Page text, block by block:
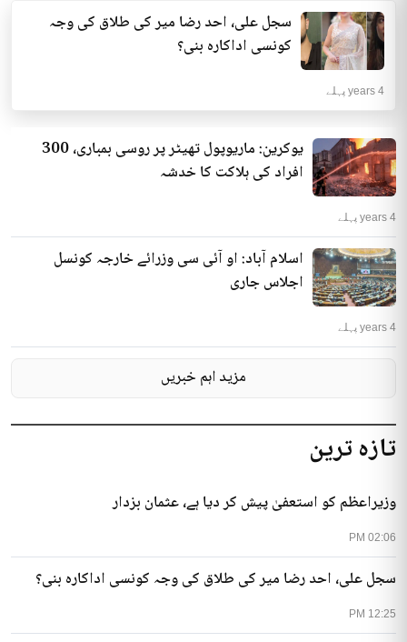
تازہ ترین
02:06 PM
وزیراعظم کو استعفیٰ پیش کر دیا ہے، عثمان بزدار
12:25 PM
سجل علی، احد رضا میر کی طلاق کی وجہ کونسی اداکارہ بنی؟
کا خدشہ ظاہر کیا اور کہا کہ کم...
انٹرنیشنل | 4 years پہلے
سجل علی، احد رضا میر کی طلاق کی وجہ
کونسی اداکارہ بنی؟
4 years پہلے
یوکرین: ماریوپول تھیٹر پر روسی بمباری، 300
افراد کی ہلاکت کا خدشہ
4 years پہلے
اسلام آباد: او آئی سی وزرائے خارجہ کونسل
اجلاس جاری
4 years پہلے
مزید اہم خبریں